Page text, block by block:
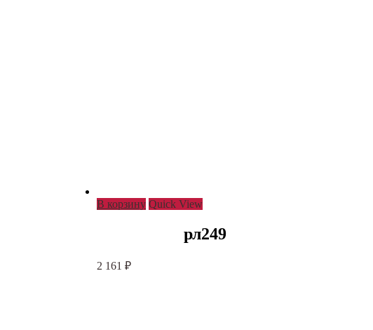
В корзину Quick View
рл249
2 161 ₽